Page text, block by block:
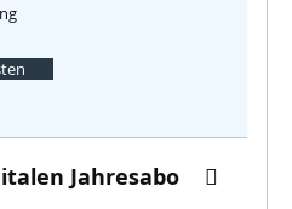
Jahresabo